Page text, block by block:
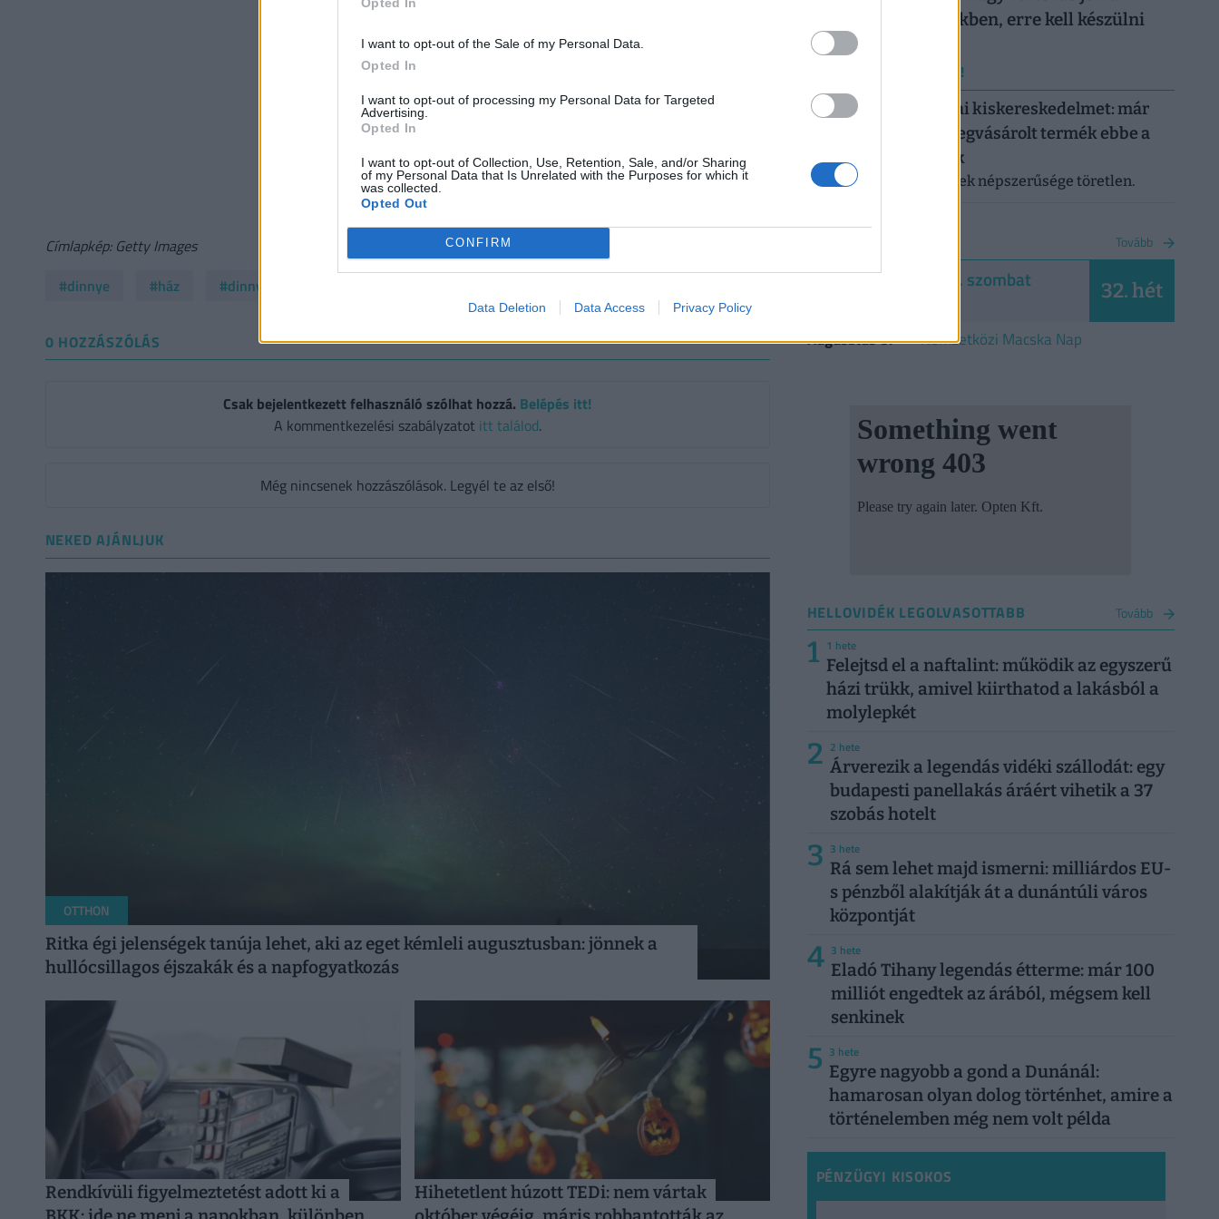
I want to opt-out of the Sale of my Personal Data.
Opted In
I want to opt-out of processing my Personal Data for Targeted
Advertising.
Opted In
I want to opt-out of Collection, Use, Retention, Sale, and/or Sharing
of my Personal Data that Is Unrelated with the Purposes for which it
was collected.
Opted Out
CONFIRM
Data Deletion Data Access Privacy Policy
Címlapkép: Getty Images
#dinnye
#ház #dinnyeszezon
0 HOZZÁSZÓLÁS
Csak bejelentkezett felhasználó szólhat hozzá. Belépés itt!
A kommentkezelési szabályzatot itt találod.
Még nincsenek hozzászólások. Legyél te az első!
NEKED AJÁNLJUK
OTTHON
Ritka égi jelenségek tanúja lehet, aki az eget kémleli augusztusban: jönnek a
hullócsillagos éjszakák és a napfogyatkozás
Rendkívüli figyelmeztetést adott ki a
Hihetetlent húzott TEDi: nem vártak
háziorvosi rendelőkben, erre kell készülni
ERRŐL NE MARADJ LE!
Letarolták az európai kiskereskedelmet: már
minden második megvásárolt termék ebbe a
kategóriába tartozik
A saját márkás termékek népszerűsége töretlen.
Tovább
2026. augusztus 8. szombat 32. hét
Augusztus 8. Nemzetközi Macska Nap
HELLOVIDÉK LEGOLVASOTTABB Tovább
1 1 hete
Felejtsd el a naftalint: működik az egyszerű
házi trükk, amivel kiirthatod a lakásból a
molylepkét
2 2 hete
Árverezik a legendás vidéki szállodát: egy
budapesti panellakás áráért vihetik a 37
szobás hotelt
3 3 hete
Rá sem lehet majd ismerni: milliárdos EU-
s pénzből alakítják át a dunántúli város
központját
4 3 hete
Eladó Tihany legendás étterme: már 100
milliót engedtek az árából, mégsem kell
senkinek
5 3 hete
Egyre nagyobb a gond a Dunánál:
hamarosan olyan dolog történhet, amire a
történelemben még nem volt példa
PÉNZÜGYI KISOKOS